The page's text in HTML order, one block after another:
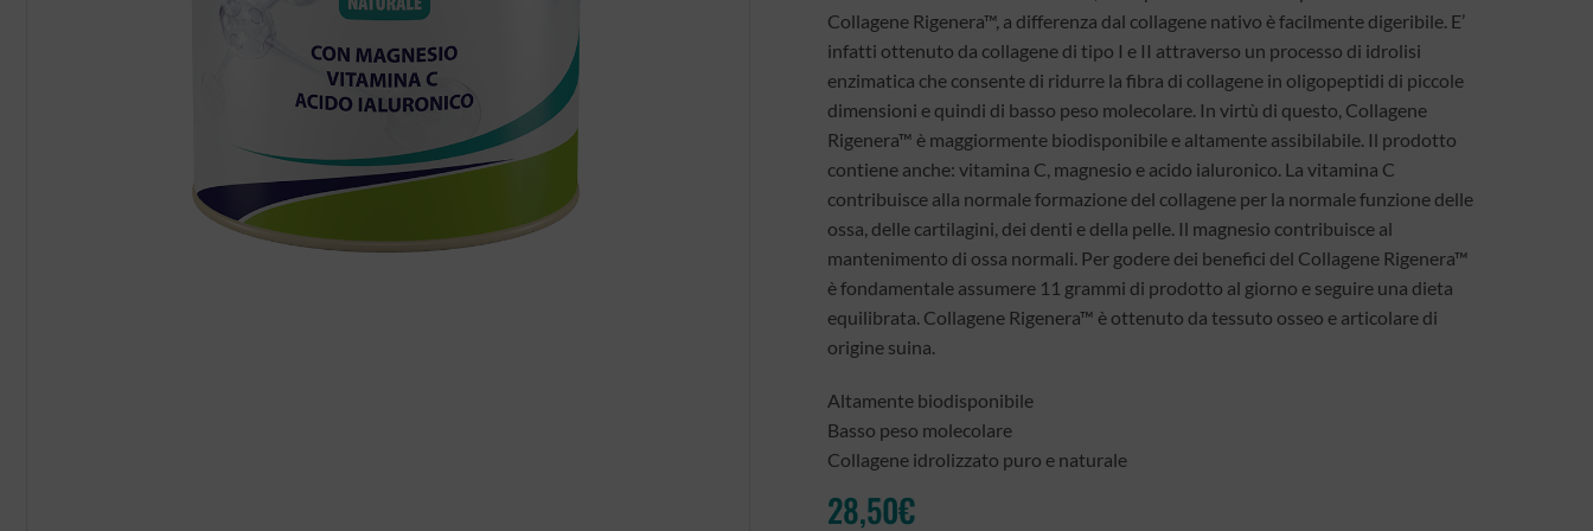
Collagene Rigenera™, a differenza dal collagene nativo è facilmente digeribile. E’
infatti ottenuto da collagene di tipo I e II attraverso un processo di idrolisi
enzimatica che consente di ridurre la fibra di collagene in oligopeptidi di piccole
dimensioni e quindi di basso peso molecolare. In virtù di questo, Collagene
Rigenera™ è maggiormente biodisponibile e altamente assibilabile. Il prodotto
contiene anche: vitamina C, magnesio e acido ialuronico. La vitamina C
contribuisce alla normale formazione del collagene per la normale funzione delle
ossa, delle cartilagini, dei denti e della pelle. Il magnesio contribuisce al
mantenimento di ossa normali. Per godere dei benefici del Collagene Rigenera™
è fondamentale assumere 11 grammi di prodotto al giorno e seguire una dieta
equilibrata. Collagene Rigenera™ è ottenuto da tessuto osseo e articolare di
origine suina.
Altamente biodisponibile
Basso peso molecolare
Collagene idrolizzato puro e naturale
28,50€